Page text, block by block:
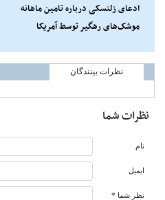
ادعای زلنسکی درباره تامین ماهانه
موشک‌های رهگیر توسط آمریکا
نظرات بینندگان
نظرات شما
نام
ایمیل
نظر شما *